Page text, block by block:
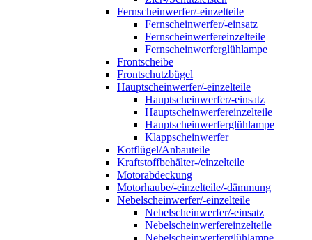
Fernscheinwerfer/-einzelteile
Fernscheinwerfer/-einsatz
Fernscheinwerfereinzelteile
Fernscheinwerferglühlampe
Frontscheibe
Frontschutzbügel
Hauptscheinwerfer/-einzelteile
Hauptscheinwerfer/-einsatz
Hauptscheinwerfereinzelteile
Hauptscheinwerferglühlampe
Klappscheinwerfer
Kotflügel/Anbauteile
Kraftstoffbehälter-/einzelteile
Motorabdeckung
Motorhaube/-einzelteile/-dämmung
Nebelscheinwerfer/-einzelteile
Nebelscheinwerfer/-einsatz
Nebelscheinwerfereinzelteile
Nebelscheinwerferglühlampe